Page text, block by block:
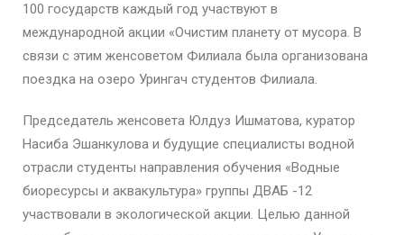
100 государств каждый год участвуют в
международной акции «Очистим планету от мусора. В
связи с этим женсоветом Филиала была организована
поездка на озеро Урингач студентов Филиала.
Председатель женсовета Юлдуз Ишматова, куратор
Насиба Эшанкулова и будущие специалисты водной
отрасли студенты направления обучения «Водные
биоресурсы и аквакультура» группы ДВАБ -12
участвовали в экологической акции. Целью данной